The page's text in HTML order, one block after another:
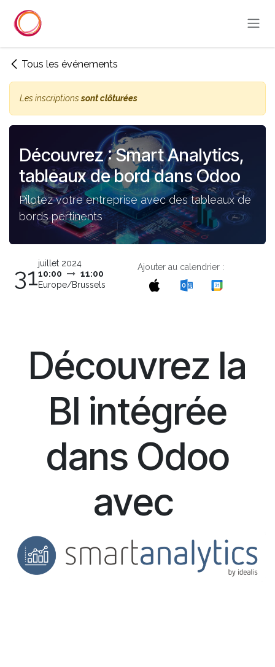
Tous les événements
Les inscriptionssont clôturées
Découvrez : Smart Analytics,
tableaux de bord dans Odoo
Pilotez votre entreprise avec des tableaux de
bords pertinents
31juillet 2024
10:00
11:00
Europe/Brussels
Ajouter au calendrier :
Découvrez la
BI intégrée
dans Odoo
avec